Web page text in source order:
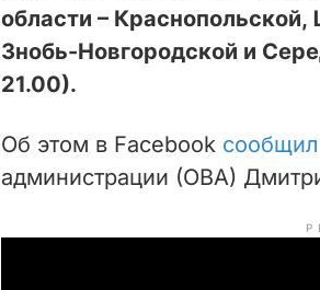
области –
Знобь-Новгородской и
21.00).
Об этом в Facebook сообщил
администрации (ОВА)